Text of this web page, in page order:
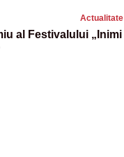
Actualitate
al Festivalului „Inimi